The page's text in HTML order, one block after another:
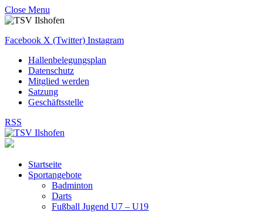
Close Menu
Facebook X (Twitter) Instagram
Hallenbelegungsplan
Datenschutz
Mitglied werden
Satzung
Geschäftsstelle
RSS
Startseite
Sportangebote
Badminton
Darts
Fußball Jugend U7 – U19